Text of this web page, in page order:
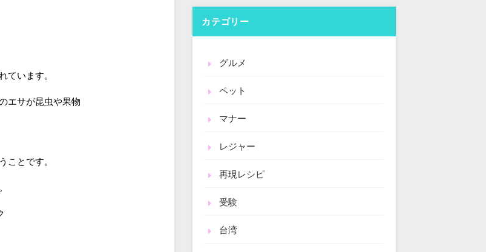
ています。
エサが昆虫や果物
ことです。
カテゴリー
グルメ
ペット
マナー
レジャー
再現レシピ
受験
台湾